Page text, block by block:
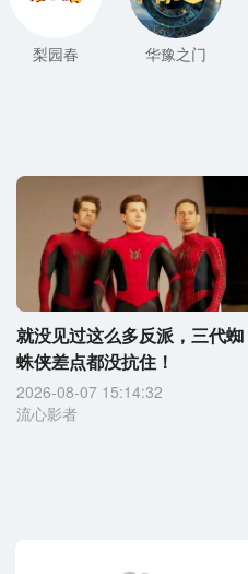
梨园春 华豫之门
就没见过这么多反派，三代蜘
蛛侠差点都没抗住！
2026-08-07 15:14:32
流心影者